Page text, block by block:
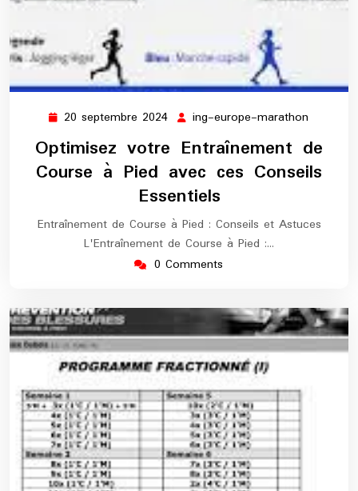
20 septembre 2024 20
septembre
2024
ing-europe-marathon
europe-
Optimisez votre Entraînement de
Course à Pied avec ces Conseils
Essentiels
Entraînement de Course à Pied : Conseils et Astuces
L'Entraînement de Course à Pied :…
0 Comments